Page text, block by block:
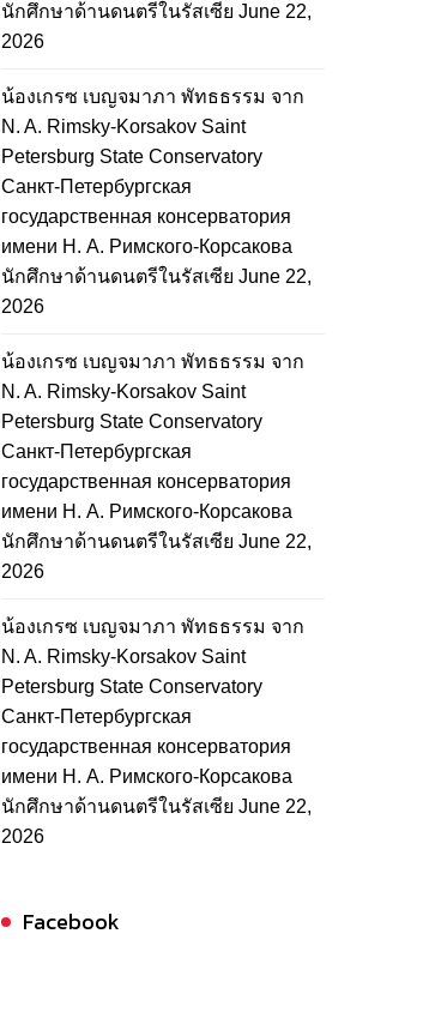
นักศึกษาด้านดนตรีในรัสเซีย June 22,
2026
น้องเกรซ เบญจมาภา พัทธธรรม จาก
N. A. Rimsky-Korsakov Saint
Petersburg State Conservatory
Санкт-Петербургская
государственная консерватория
имени Н. А. Римского-Корсакова
นักศึกษาด้านดนตรีในรัสเซีย June 22,
2026
น้องเกรซ เบญจมาภา พัทธธรรม จาก
N. A. Rimsky-Korsakov Saint
Petersburg State Conservatory
Санкт-Петербургская
государственная консерватория
имени Н. А. Римского-Корсакова
นักศึกษาด้านดนตรีในรัสเซีย June 22,
2026
น้องเกรซ เบญจมาภา พัทธธรรม จาก
N. A. Rimsky-Korsakov Saint
Petersburg State Conservatory
Санкт-Петербургская
государственная консерватория
имени Н. А. Римского-Корсакова
นักศึกษาด้านดนตรีในรัสเซีย June 22,
2026
Facebook